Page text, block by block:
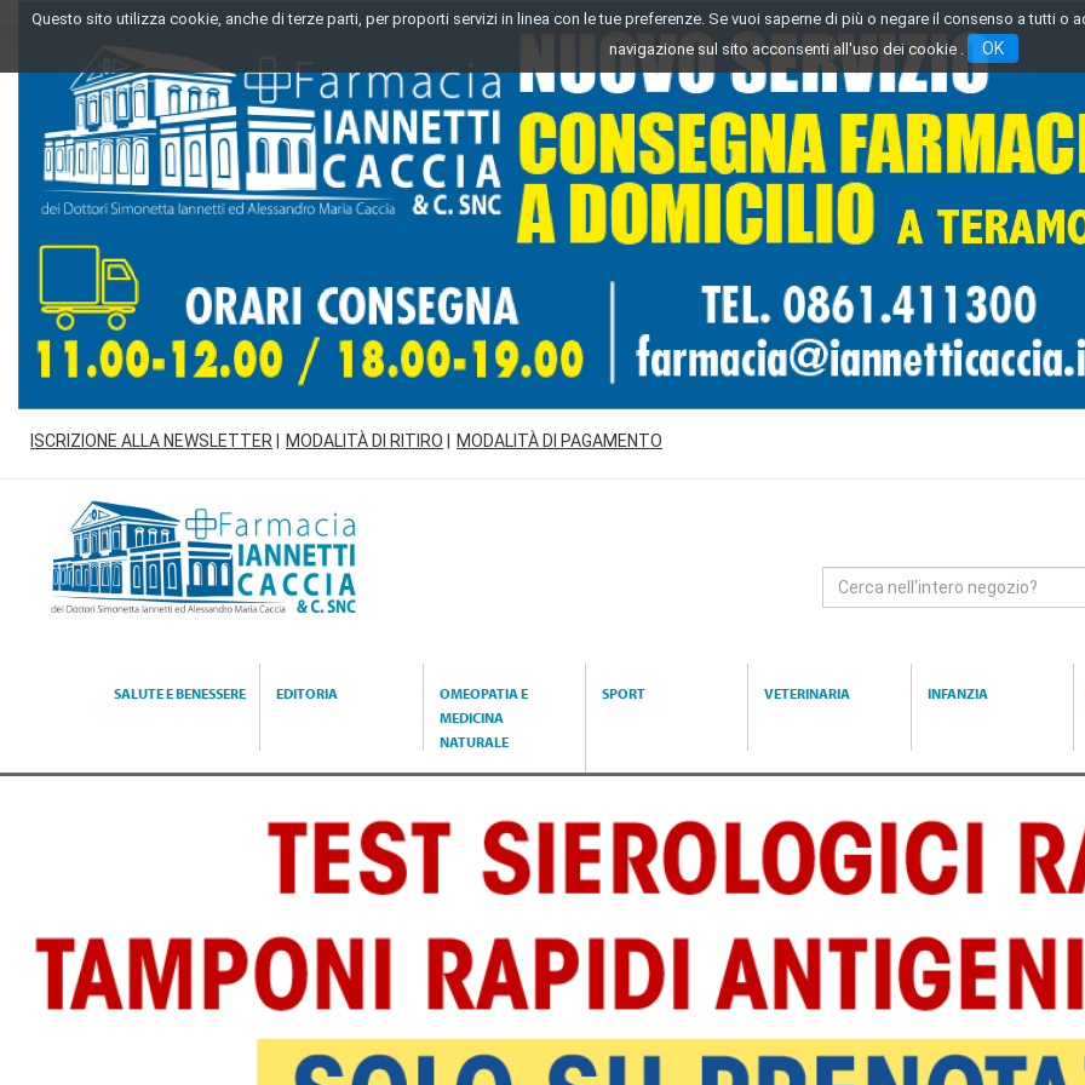
Passa
principale
Questo sito utilizza cookie, anche di terze parti, per proporti servizi in linea con le tue preferenze. Se vuoi saperne di più o negare il consenso a tutti o
navigazione sul sito acconsenti all'uso dei cookie .
OK
ISCRIZIONE ALLA NEWSLETTER MODALITÀ DI RITIRO MODALITÀ DI PAGAMENTO
Farmacia
Iannetti
Cerca
SALUTE E BENESSERE EDITORIA
OMEOPATIA E
MEDICINA
NATURALE
SPORT VETERINARIA INFANZIA